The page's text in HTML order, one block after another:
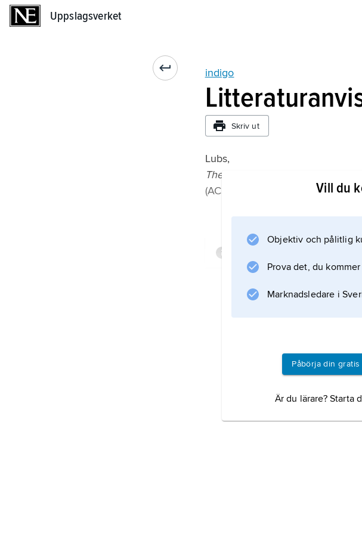
Uppslagsverket
indigo
Skriv ut
Lubs,
The Chemistry of Synthetic Dyes
(ACS Monograph Series, No.
Vill du
Objektiv och pålitlig
Prova det, du
Marknadsledare i
Påbörja din
Är du lärare? Starta